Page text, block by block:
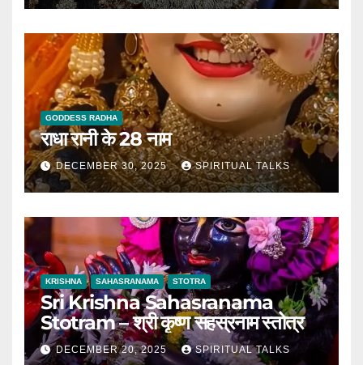
GODDESS RADHA
राधा रानी के 28 नाम
DECEMBER 30, 2025 SPIRITUAL TALKS
KRISHNA SAHASRANAMA STOTRA
Sri Krishna Sahasranama
Stotram – श्री कृष्ण सहस्रनाम स्तोत्र
DECEMBER 20, 2025 SPIRITUAL TALKS